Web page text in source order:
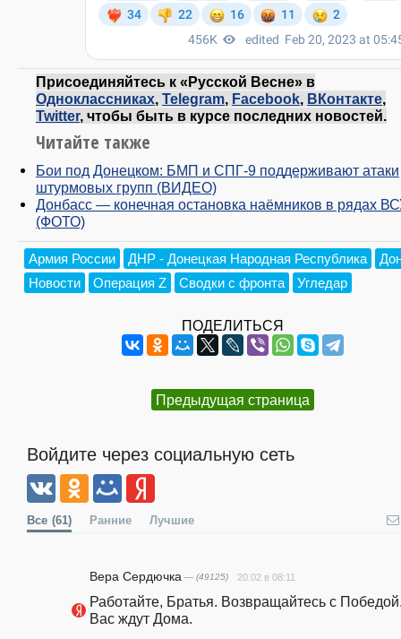
Присоединяйтесь к «Русской Весне» в
Одноклассниках, Telegram, Facebook, ВКонтакте,
Twitter, чтобы быть в курсе последних новостей.
Читайте также
Бои под Донецком: БМП и СПГ-9 поддерживают атаки
штурмовых групп (ВИДЕО)
Донбасс — конечная остановка наёмников в рядах
(ФОТО)
Армия России ДНР - Донецкая Народная Республика
Новости
Операция Z Сводки с фронта Угледар
ПОДЕЛИТЬСЯ
Предыдущая страница
Войдите через социальную сеть
Все (61) Ранние Лучшие
Вера Сердючка — (49125) 20.02 в 08:11
Работайте, Братья. Возвращайтесь с
Вас ждут Дома.